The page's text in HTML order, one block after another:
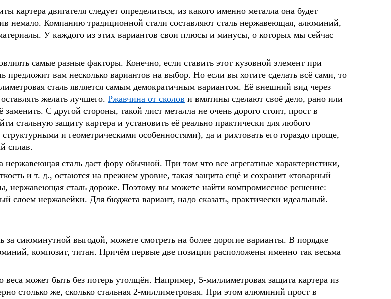
картера двигателя следует определиться, из какого именно металла она будет
немало. Компанию традиционной стали составляют сталь нержавеющая, алюминий,
У каждого из этих вариантов свои плюсы и минусы, о которых мы сейчас
самые разные факторы. Конечно, если ставить этот кузовной элемент при
предложит вам несколько вариантов на выбор. Но если вы хотите сделать всё сами, то
сталь является самым демократичным вариантом. Её внешний вид через
желать лучшего. Ржавчина от сколов и вмятины сделают своё дело, рано или
заменить. С другой стороны, такой лист металла не очень дорого стоит, прост в
стальную защиту картера и установить её реально практически для любого
и геометрическими особенностями), да и рихтовать его гораздо проще,
сплав.
сталь даст фору обычной. При том что все агрегатные характеристики,
и т. д., остаются на прежнем уровне, такая защита ещё и сохранит «товарный
нержавеющая сталь дороже. Поэтому вы можете найти компромиссное решение:
слоем нержавейки. Для бюджета вариант, надо сказать, практически идеальный.
за сиюминутной выгодой, можете смотреть на более дорогие варианты. В порядке
композит, титан. Причём первые две позиции расположены именно так весьма
веса может быть без потерь утолщён. Например, 5-миллиметровая защита картера из
столько же, сколько стальная 2-миллиметровая. При этом алюминий прост в